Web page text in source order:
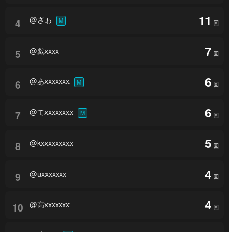
4 @ざゎ M 11 回
5 @戯xxxx 7 回
6 @あxxxxxxx M 6 回
7 @てxxxxxxxx M 6 回
8 @kxxxxxxxxx 5 回
9 @uxxxxxxx 4 回
10 @高xxxxxxx 4 回